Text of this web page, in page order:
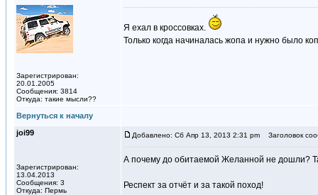
Зарегистрирован:
20.01.2005
Сообщения: 3814
Откуда: такие мысли??
Я ехал в кроссовках.
Только когда начиналась жопа и нужно было
Вернуться к началу
joi99
Зарегистрирован:
13.04.2013
Сообщения: 3
Откуда: Пермь
Добавлено: Сб Апр 13, 2013 2:31 pm Заголовок
А почему до обитаемой Желанной не дошли?
Респект за отчёт и за такой поход!